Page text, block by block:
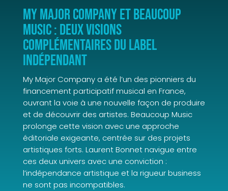
My Major Company et Beaucoup
Music : deux visions
complémentaires du label
indépendant
My Major Company a été l’un des pionniers du
financement participatif musical en France,
ouvrant la voie à une nouvelle façon de produire
et de découvrir des artistes. Beaucoup Music
prolonge cette vision avec une approche
éditoriale exigeante, centrée sur des projets
artistiques forts. Laurent Bonnet navigue entre
ces deux univers avec une conviction :
l’indépendance artistique et la rigueur business
ne sont pas incompatibles.